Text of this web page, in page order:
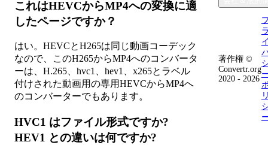
これはHEVCからMP4への変換に適
したページですか？
はい。HEVCとH265は同じ動画コーデック
なので、このH265からMP4へのコンバータ
ーは、H.265、hvc1、hev1、x265とラベル
付けされた動画用の専用HEVCからMP4へ
のコンバーターでもあります。
HVC1 はファイル形式ですか?
HEV1 との違いは何ですか?
著作権 ©
Convertr.org
2020 - 2026